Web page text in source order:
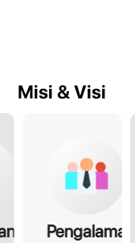
Misi & Visi
Pengalaman